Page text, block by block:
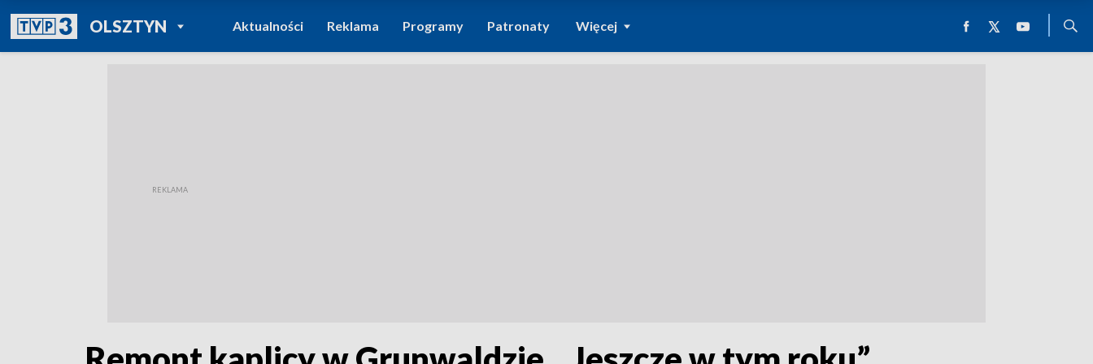
OLSZTYNPOWRÓT DO
TVP REGIONY
Aktualności Reklama Programy Patronaty Więcej